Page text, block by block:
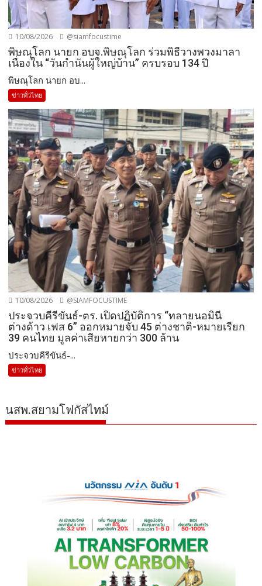
10/08/2026 @siamfocustime
พิษณุโลก นายก อบจ.พิษณุโลก ร่วมพิธีวางพวงมาลา
เนื่องใน “วันกำนันผู้ใหญ่บ้าน” ครบรอบ 134 ปี
พิษณุโลก นายก อบ...
ข่าวทั่วไทย
10/08/2026 @SIAMFOCUSTIME
ประจวบคีรีขันธ์-ตร. เปิดปฏิบัติการ “ทลายนอมินี
ต่างด้าว เฟส 6” ออกหมายจับ 45 ต่างชาติ-หมายเรียก
39 คนไทย มูลค่าเสียหายกว่า 300 ล้าน
ประจวบคีรีขันธ์-...
ข่าวทั่วไทย
นสพ.สยามโฟกัสไทม์